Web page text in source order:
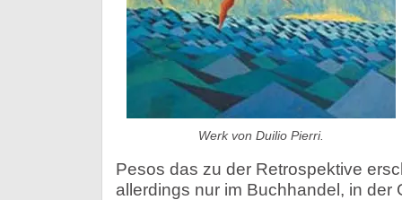
Werk von Duilio Pierri.
Pesos das zu der Retrospektive
allerdings nur im Buchhandel, in der